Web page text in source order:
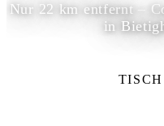
Nur 22 km entfernt –
in